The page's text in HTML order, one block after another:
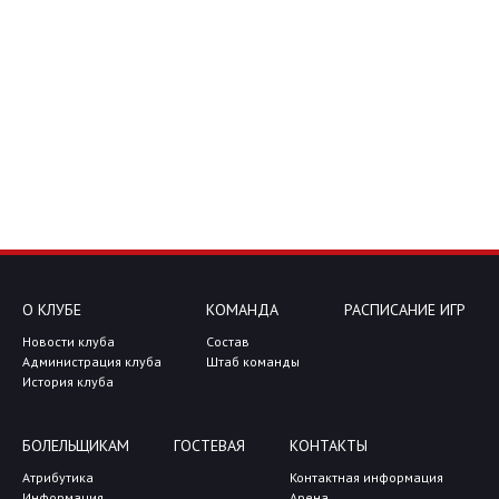
О КЛУБЕ
Новости клуба
Администрация клуба
История клуба
КОМАНДА
Состав
Штаб команды
РАСПИСАНИЕ ИГР
БОЛЕЛЬЩИКАМ
Атрибутика
ГОСТЕВАЯ КОНТАКТЫ
Контактная информация